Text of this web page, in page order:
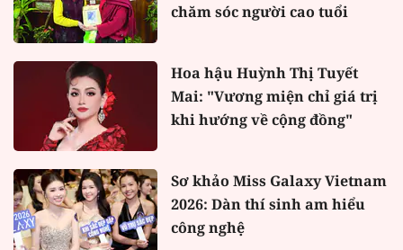
chăm sóc người cao tuổi
Hoa hậu Huỳnh Thị Tuyết
Mai: "Vương miện chỉ giá trị
khi hướng về cộng đồng"
Sơ khảo Miss Galaxy Vietnam
2026: Dàn thí sinh am hiểu
công nghệ